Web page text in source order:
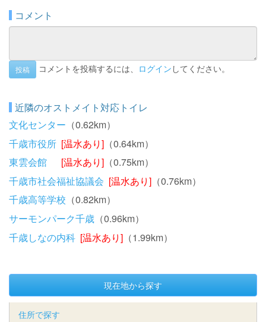
コメント
投稿 コメントを投稿するには、 ログイン してください。
近隣のオストメイト対応トイレ
文化センター （0.62km）
千歳市役所 [温水あり] （0.64km）
東雲会館
[温水あり] （0.75km）
千歳市社会福祉協議会 [温水あり] （0.76km）
千歳高等学校 （0.82km）
サーモンパーク千歳 （0.96km）
千歳しなの内科 [温水あり] （1.99km）
現在地から探す
住所で探す